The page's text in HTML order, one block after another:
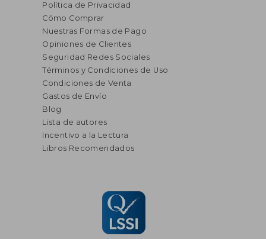
Política de Privacidad
Cómo Comprar
Nuestras Formas de Pago
Opiniones de Clientes
Seguridad Redes Sociales
Términos y Condiciones de Uso
Condiciones de Venta
Gastos de Envío
Blog
Lista de autores
Incentivo a la Lectura
Libros Recomendados